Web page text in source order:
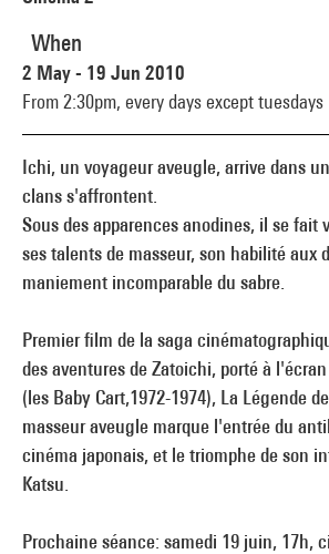
Ichi, un voyageur aveugle, arrive dans
clans s'affrontent.
Sous des apparences anodines, il se fait
ses talents de masseur, son habilité aux
maniement incomparable du sabre.
Premier film de la saga
des aventures de Zatoichi, porté à
(les Baby Cart,1972-1974), La Légende
masseur aveugle marque l'entrée du
cinéma japonais, et le triomphe de son
Katsu.
Prochaine séance: samedi 19 juin, 17h,
When
2 May - 19 Jun 2010
From 2:30pm, every days except tuesdays